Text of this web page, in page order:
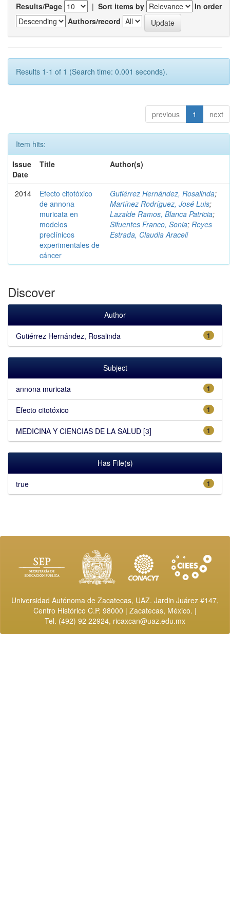
Results/Page | Sort items by
In order
Authors/record
Results 1-1 of 1 (Search time: 0.001 seconds).
previous 1 next
Item hits:
Issue
Date
Title Author(s)
2014
Efecto citotóxico
de annona
muricata en
modelos
preclínicos
experimentales de
cáncer
Gutiérrez Hernández, Rosalinda;
Martínez Rodríguez, José Luis;
Lazalde Ramos, Blanca Patricia;
Sifuentes Franco, Sonia; Reyes
Estrada, Claudia Araceli
Discover
Author
1
Gutiérrez Hernández, Rosalinda
Subject
1
annona muricata
1
Efecto citotóxico
1
MEDICINA Y CIENCIAS DE LA SALUD [3]
Has File(s)
1
true
Universidad Autónoma de Zacatecas, UAZ. Jardin Juárez #147,
Centro Histórico C.P. 98000 | Zacatecas, México. |
Tel. (492) 92 22924, ricaxcan@uaz.edu.mx